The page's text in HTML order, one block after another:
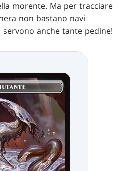
morente. Ma per tracciare
non bastano navi
anche tante pedine!